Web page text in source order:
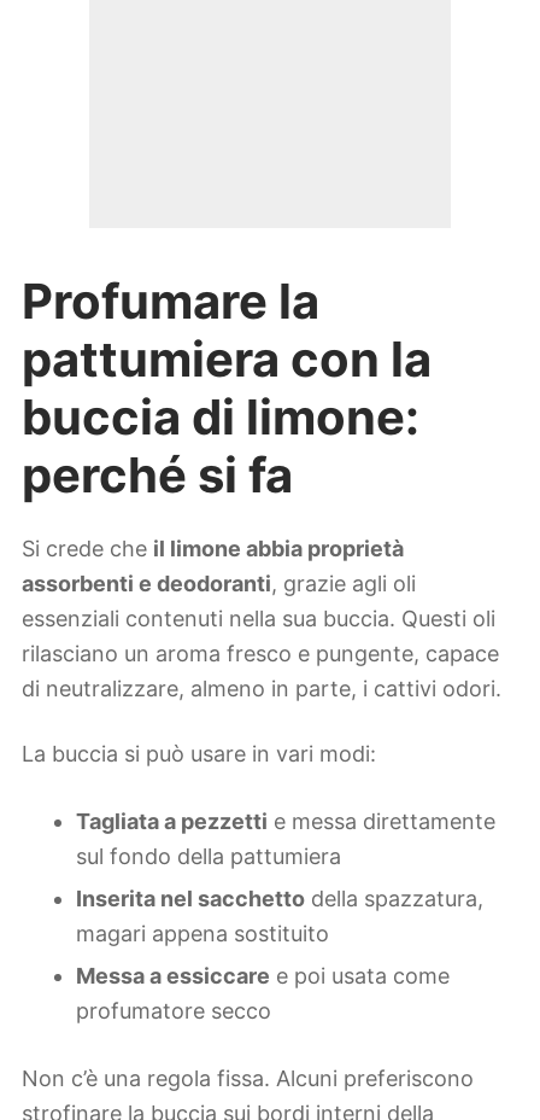
Profumare la
pattumiera con la
buccia di limone:
perché si fa
Si crede che il limone abbia proprietà
assorbenti e deodoranti, grazie agli oli
essenziali contenuti nella sua buccia. Questi oli
rilasciano un aroma fresco e pungente, capace
di neutralizzare, almeno in parte, i cattivi odori.
La buccia si può usare in vari modi:
Tagliata a pezzetti e messa direttamente
sul fondo della pattumiera
Inserita nel sacchetto della spazzatura,
magari appena sostituito
Messa a essiccare e poi usata come
profumatore secco
Non c’è una regola fissa. Alcuni preferiscono
strofinare la buccia sui bordi interni della